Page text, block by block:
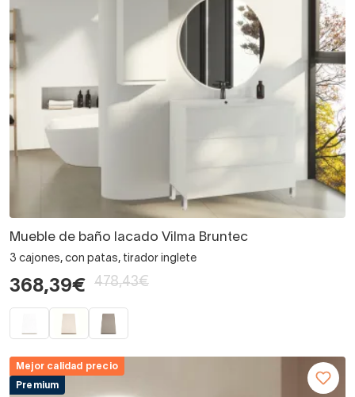
Mueble de baño lacado Vilma Bruntec
3 cajones, con patas, tirador inglete
368,39€ 478,43€
Mejor calidad precio
Premium